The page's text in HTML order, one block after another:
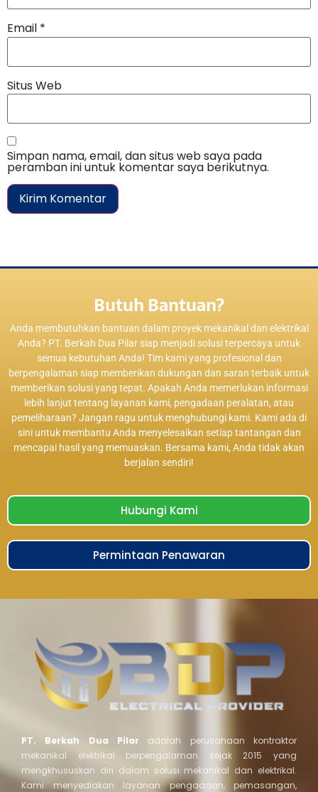
Email *
Situs Web
Simpan nama, email, dan situs web saya pada
peramban ini untuk komentar saya berikutnya.
Butuh Bantuan?
Anda membutuhkan bantuan dalam proyek mekanikal dan elektrikal
Anda? PT. Berkah Dua Pilar siap menjadi solusi terpercaya untuk
semua kebutuhan Anda! Tim kami yang profesional dan
berpengalaman siap memberikan dukungan dan saran terbaik untuk
memberikan solusi yang tepat. Apakah Anda memerlukan informasi
lebih lanjut tentang layanan kami, pengadaan peralatan, atau
pemeliharaan? Jangan ragu untuk menghubungi kami. Kami ada di
sini untuk membantu Anda menyelesaikan setiap tantangan dan
mencapai hasil yang memuaskan. Bersama kami, Anda tidak akan
berjalan sendiri!
Hubungi Kami
Permintaan Penawaran
PT. Berkah Dua Pilar adalah perusahaan kontraktor
mekanikal elektrikal berpengalaman sejak 2015 yang
mengkhususkan diri dalam solusi mekanikal dan elektrikal.
Kami menyediakan layanan pengadaan, pemasangan,